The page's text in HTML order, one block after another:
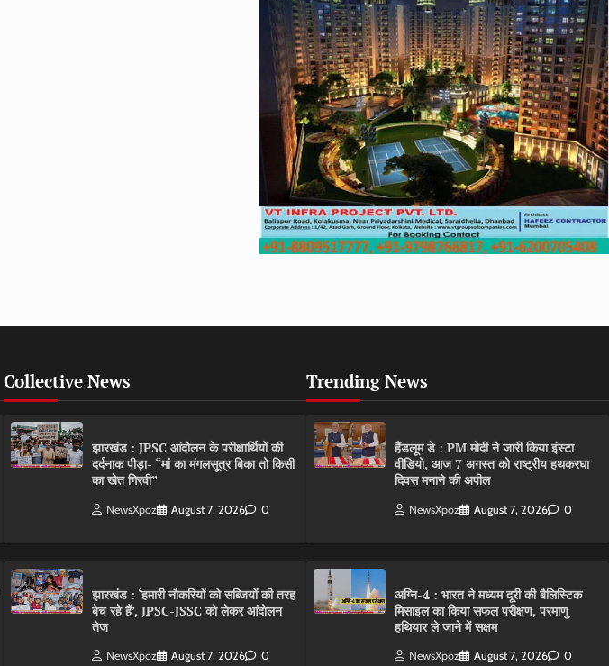
Collective News
झारखंड : JPSC आंदोलन के परीक्षार्थियों की
दर्दनाक पीड़ा- “मां का मंगलसूत्र बिका तो किसी
का खेत गिरवी”
NewsXpoz August 7, 2026 0
झारखंड : ‘हमारी नौकरियों को सब्जियों की तरह
बेच रहे हैं’, JPSC-JSSC को लेकर आंदोलन
तेज
NewsXpoz August 7, 2026 0
Trending News
हैंडलूम डे : PM मोदी ने जारी किया इंस्टा
वीडियो, आज 7 अगस्त को राष्ट्रीय हथकरघा
दिवस मनाने की अपील
NewsXpoz August 7, 2026 0
अग्नि-4 : भारत ने मध्यम दूरी की बैलिस्टिक
मिसाइल का किया सफल परीक्षण, परमाणु
हथियार ले जाने में सक्षम
NewsXpoz August 7, 2026 0